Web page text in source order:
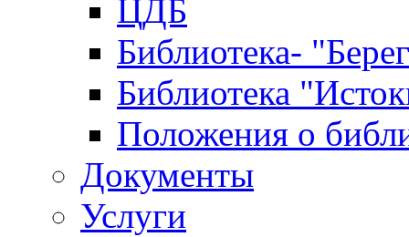
ЦДБ
Библиотека-
Библиотека
Положения о
Документы
Услуги